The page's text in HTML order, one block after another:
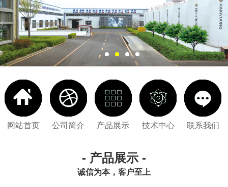
网站首页 公司简介 产品展示 技术中心 联系我们
- 产品展示 -
诚信为本，客户至上